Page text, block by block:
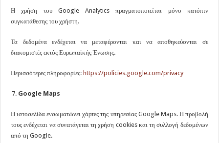
Η χρήση του Google Analytics πραγματοποιείται μόνο κατόπιν
συγκατάθεσης του χρήστη.
Τα δεδομένα ενδέχεται να μεταφέρονται και να αποθηκεύονται σε
διακομιστές εκτός Ευρωπαϊκής Ένωσης.
Περισσότερες πληροφορίες: https://policies.google.com/privacy
Google Maps
Η ιστοσελίδα ενσωματώνει χάρτες της υπηρεσίας Google Maps. Η προβολή
τους ενδέχεται να συνεπάγεται τη χρήση cookies και τη συλλογή δεδομένων
από τη Google.